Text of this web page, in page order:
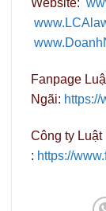
Website:
Fanpage
Ngãi:
Công ty
: https://